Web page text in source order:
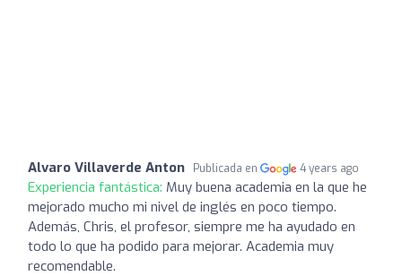
Alvaro Villaverde Anton Publicada en 4 years ago
Experiencia fantástica: Muy buena academia en la que he
mejorado mucho mi nivel de inglés en poco tiempo.
Además, Chris, el profesor, siempre me ha ayudado en
todo lo que ha podido para mejorar. Academia muy
recomendable.